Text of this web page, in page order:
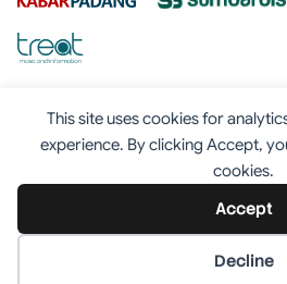
This site uses cookies for
experience. By clicking Accept,
cookies.
Accept
Decline
Tentang Redaksi Kontak